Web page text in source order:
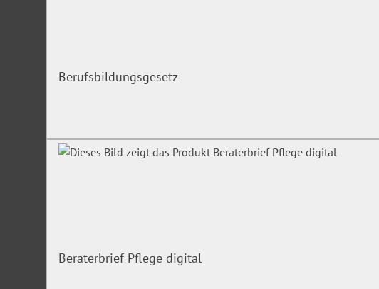
Berufsbildungsgesetz
Beraterbrief Pflege digital